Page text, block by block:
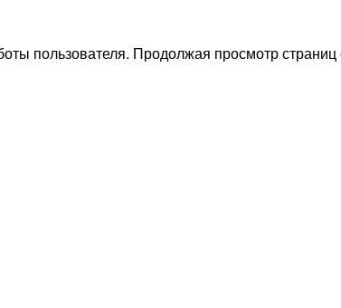
пользователя. Продолжая просмотр